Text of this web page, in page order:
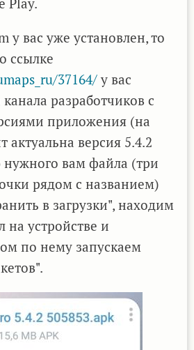
у вас уже установлен, то
ссылке
37164/ у вас
канала разработчиков с
приложения (на
версия 5.4.2
вам файла (три
рядом с названием)
в загрузки", находим
устройстве и
по нему запускаем